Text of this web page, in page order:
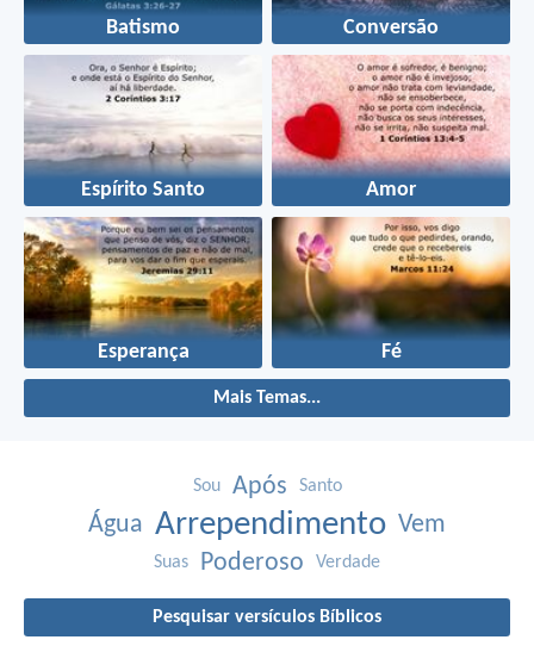
Batismo Conversão
Espírito Santo Amor
Esperança Fé
Mais Temas...
Sou Após Santo
Água Arrependimento Vem
Suas Poderoso Verdade
Pesquisar versículos Bíblicos